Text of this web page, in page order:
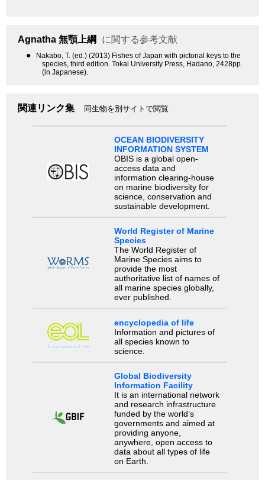
Agnatha 無顎上綱 に関する参考文献
●
Nakabo, T. (ed.) (2013) Fishes of Japan with pictorial keys to the
species, third edition. Tokai University Press, Hadano, 2428pp.
(in Japanese).
関連リンク集 同生物を別サイトで閲覧
OCEAN BIODIVERSITY
INFORMATION SYSTEM
OBIS is a global open-
access data and
information clearing-house
on marine biodiversity for
science, conservation and
sustainable development.
World Register of Marine
Species
The World Register of
Marine Species aims to
provide the most
authoritative list of names of
all marine species globally,
ever published.
encyclopedia of life
Information and pictures of
all species known to
science.
Global Biodiversity
Information Facility
It is an international network
and research infrastructure
funded by the world’s
governments and aimed at
providing anyone,
anywhere, open access to
data about all types of life
on Earth.